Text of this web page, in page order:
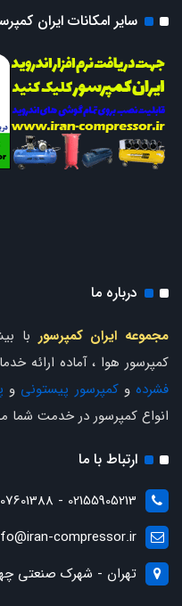
سایر امکانات ایران
درباره ما
مجموعه ایران کمپرسور
کمپرسور هوا ، آماده ارائه
فشرده وکمپرسور پیستونی و
انواع کمپرسور در خدمت شما
ارتباط با ما
02155905213 - 09107601388
compressor.ir
تهران - شهرک صنعتی